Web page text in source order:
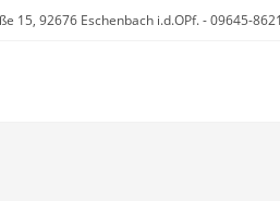
15, 92676 Eschenbach i.d.OPf. - 09645-8621